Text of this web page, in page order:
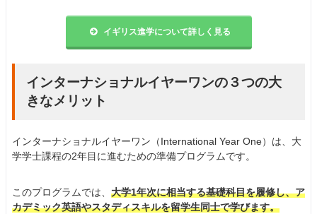
イギリス進学について詳しく見る
インターナショナルイヤーワンの３つの大
きなメリット
インターナショナルイヤーワン（International Year One）は、大
学学士課程の2年目に進むための準備プログラムです。
このプログラムでは、 大学1年次に相当する基礎科目を履修し、ア
カデミック英語やスタディスキルを留学生同士で学びます。